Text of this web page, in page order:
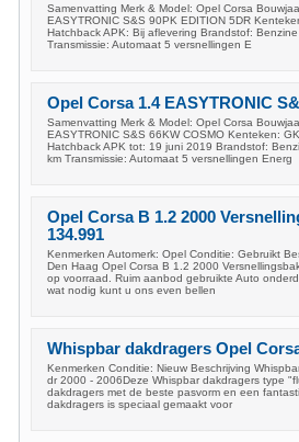
Samenvatting Merk & Model: Opel Corsa
EASYTRONIC S&S 90PK EDITION 5DR
Hatchback APK: Bij aflevering Brandstof:
Transmissie: Automaat 5 versnellingen E
Opel Corsa 1.4 EASYTRONIC
Samenvatting Merk & Model: Opel Corsa
EASYTRONIC S&S 66KW COSMO Kenteken:
Hatchback APK tot: 19 juni 2019 Brandstof:
km Transmissie: Automaat 5 versnellingen Energ
Opel Corsa B 1.2 2000
134.991
Kenmerken Automerk: Opel Conditie: Gebruikt
Den Haag Opel Corsa B 1.2 2000
op voorraad. Ruim aanbod gebruikte Auto
wat nodig kunt u ons even bellen
Whispbar dakdragers Opel
Kenmerken Conditie: Nieuw Beschrijving
dr 2000 - 2006Deze Whispbar dakdragers type
dakdragers met de beste pasvorm en een
dakdragers is speciaal gemaakt voor